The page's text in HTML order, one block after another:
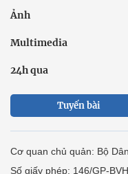
Ảnh
Multimedia
24h qua
Tuyến bài
Cơ quan chủ quản: Bộ
Số giấy phép: 146/GP-